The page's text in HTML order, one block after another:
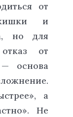
от
и
но для
от
— основа
а
Не